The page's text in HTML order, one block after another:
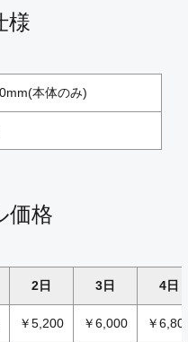
様
本体のみ)
価格
2日 3日 4日
￥5,200 ￥6,000 ￥